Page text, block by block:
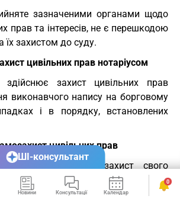
зазначеними органами щодо
прав та інтересів, не є перешкодою
їх захистом до суду.
цивільних прав нотаріусом
здійснює захист цивільних прав
виконавчого напису на борговому
і в порядку, встановлених
цивільних прав
право на самозахист свого
та права іншої особи від порушень і
Новини Консультації Календар Сервіси
0
ШІ-консультант